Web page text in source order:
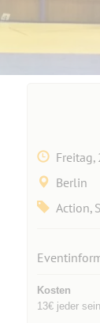
Berlin
Action,
Kosten
13€ jeder